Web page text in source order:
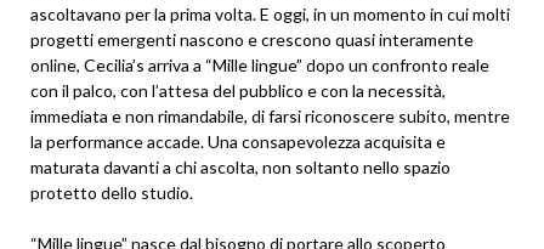
ascoltavano per la prima volta. E oggi, in un momento in cui molti
progetti emergenti nascono e crescono quasi interamente
online, Cecilia’s arriva a “Mille lingue” dopo un confronto reale
con il palco, con l’attesa del pubblico e con la necessità,
immediata e non rimandabile, di farsi riconoscere subito, mentre
la performance accade. Una consapevolezza acquisita e
maturata davanti a chi ascolta, non soltanto nello spazio
protetto dello studio.
“Mille lingue” nasce dal bisogno di portare allo scoperto